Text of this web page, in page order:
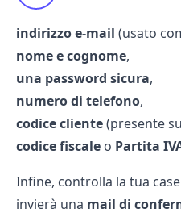
indirizzo e-mail (usato
nome e cognome,
una password sicura,
numero di telefono,
codice cliente(presente
codice fiscale o Partita
Infine, controlla la tua
invierà una mail di